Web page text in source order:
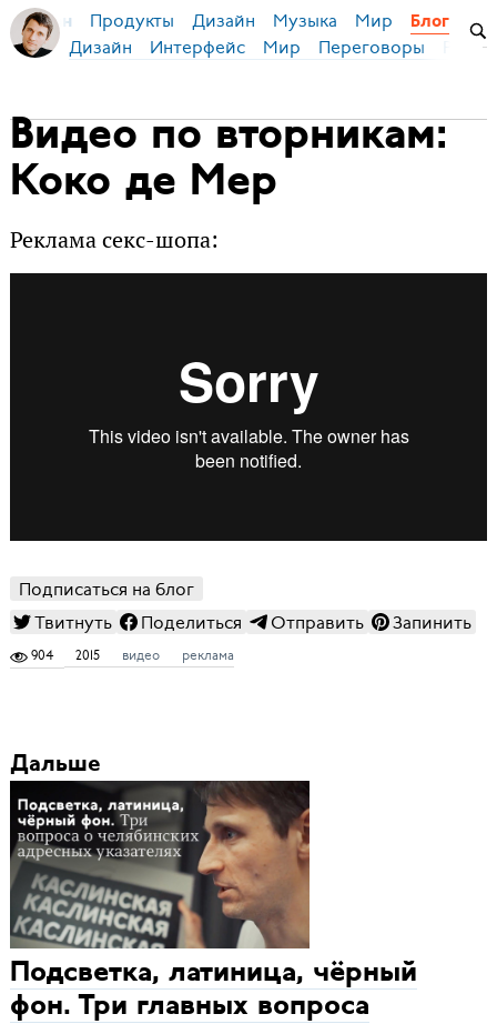
Бирман Продукты Дизайн Музыка Мир Блог
Дизайн Интерфейс Мир Переговоры
Видео по вторникам:
Коко де Мер
Реклама секс-шопа:
Подписаться на блог
Твитнуть
Поделиться Отправить Запинить
904 2015 видео реклама
Дальше
Подсветка, латиница, чёрный
фон. Три главных вопроса